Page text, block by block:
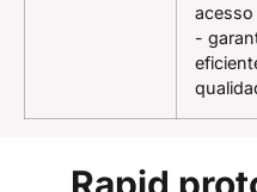
acesso
-
Rapid